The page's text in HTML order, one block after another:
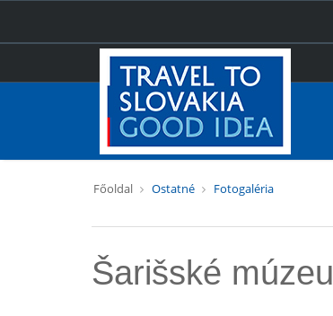
Főoldal Ostatné Fotogaléria
Šarišské